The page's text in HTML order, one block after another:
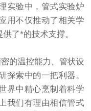
实验中，管式实验炉
用不仅推动了相关学
了*的技术支撑。
的温控能力、管状设
探索中的一把利器。
界中精心烹制着科学
我们有理由相信管式